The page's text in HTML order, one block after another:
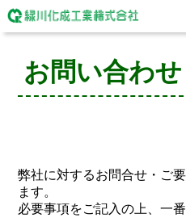
お問い合わせ
弊社に対するお問合せ・ご
ます。
必要事項をご記入の上、一